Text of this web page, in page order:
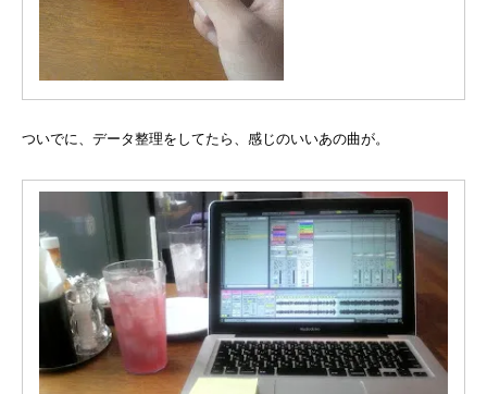
ついでに、データ整理をしてたら、感じのいいあの曲が。